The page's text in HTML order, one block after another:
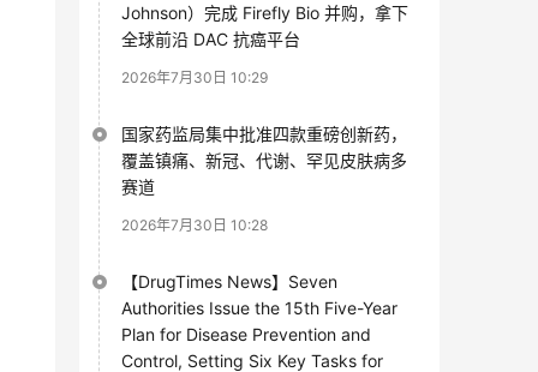
Johnson）完成 Firefly Bio 并购，拿下
全球前沿 DAC 抗癌平台
2026年7月30日 10:29
国家药监局集中批准四款重磅创新药，
覆盖镇痛、新冠、代谢、罕见皮肤病多
赛道
2026年7月30日 10:28
【DrugTimes News】Seven
Authorities Issue the 15th Five-Year
Plan for Disease Prevention and
Control, Setting Six Key Tasks for